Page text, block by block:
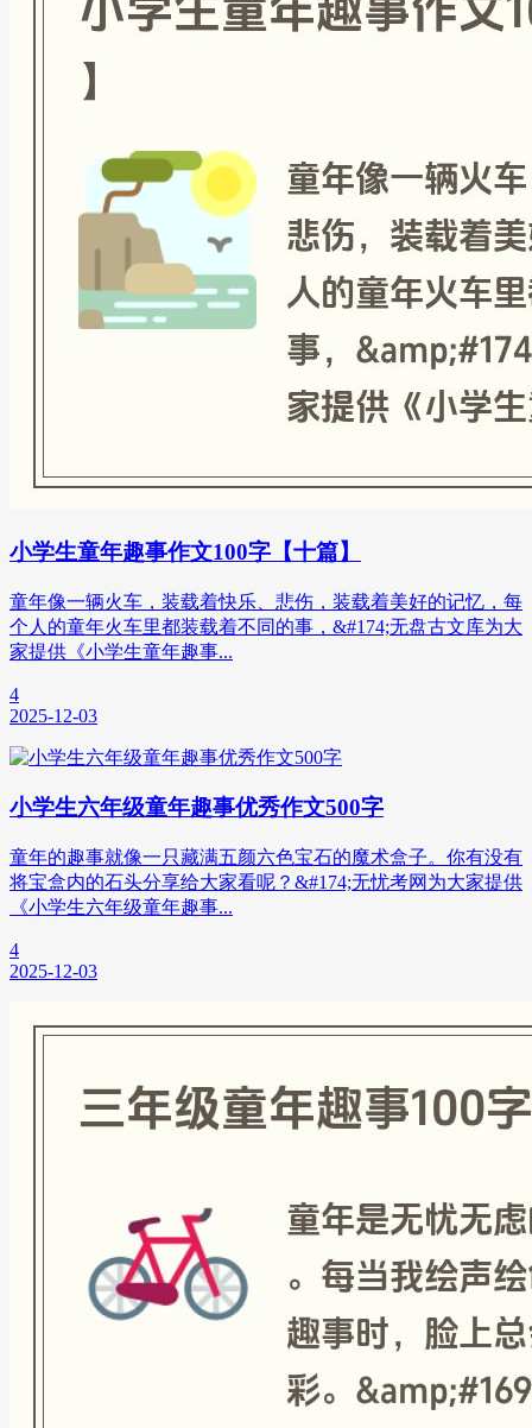
小学生童年趣事作文100字【十篇】
童年像一辆火车，装载着快乐、悲伤，装载着美好的记忆，每
个人的童年火车里都装载着不同的事，&#174;无盘古文库为大
家提供《小学生童年趣事...
4
2025-12-03
小学生六年级童年趣事优秀作文500字
童年的趣事就像一只藏满五颜六色宝石的魔术盒子。你有没有
将宝盒内的石头分享给大家看呢？&#174;无忧考网为大家提供
《小学生六年级童年趣事...
4
2025-12-03